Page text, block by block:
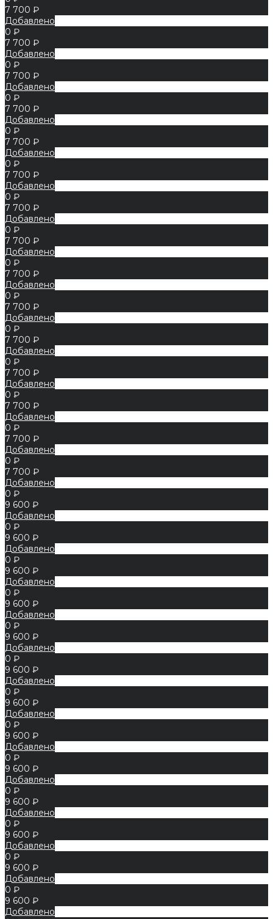
7 700 ₽
Добавлено
0 ₽
7 700 ₽
Добавлено
0 ₽
7 700 ₽
Добавлено
0 ₽
7 700 ₽
Добавлено
0 ₽
7 700 ₽
Добавлено
0 ₽
7 700 ₽
Добавлено
0 ₽
7 700 ₽
Добавлено
0 ₽
7 700 ₽
Добавлено
0 ₽
7 700 ₽
Добавлено
0 ₽
7 700 ₽
Добавлено
0 ₽
7 700 ₽
Добавлено
0 ₽
7 700 ₽
Добавлено
0 ₽
7 700 ₽
Добавлено
0 ₽
7 700 ₽
Добавлено
0 ₽
7 700 ₽
Добавлено
0 ₽
9 600 ₽
Добавлено
0 ₽
9 600 ₽
Добавлено
0 ₽
9 600 ₽
Добавлено
0 ₽
9 600 ₽
Добавлено
0 ₽
9 600 ₽
Добавлено
0 ₽
9 600 ₽
Добавлено
0 ₽
9 600 ₽
Добавлено
0 ₽
9 600 ₽
Добавлено
0 ₽
9 600 ₽
Добавлено
0 ₽
9 600 ₽
Добавлено
0 ₽
9 600 ₽
Добавлено
0 ₽
9 600 ₽
Добавлено
0 ₽
9 600 ₽
Добавлено